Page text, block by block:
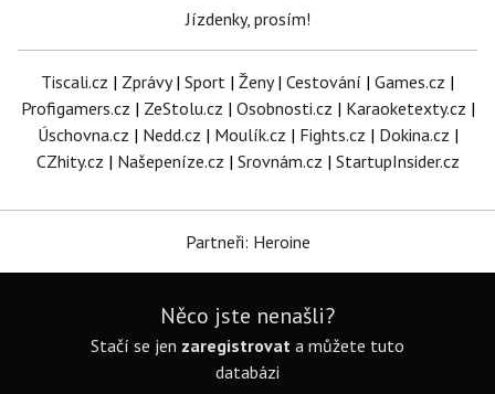
Jízdenky, prosím!
Tiscali.cz | Zprávy| Sport | Ženy| Cestování | Games.cz |
Profigamers.cz | ZeStolu.cz | Osobnosti.cz | Karaoketexty.cz |
Úschovna.cz | Nedd.cz | Moulík.cz | Fights.cz | Dokina.cz |
CZhity.cz | Našepeníze.cz | Srovnám.cz | StartupInsider.cz
Partneři: Heroine
Něco jste nenašli?
Stačí se jen zaregistrovat a můžete tuto
databázi